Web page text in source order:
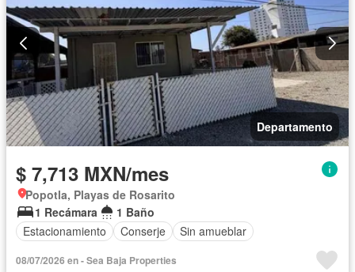
Departamento
$ 7,713 MXN/mes
Popotla, Playas de Rosarito
1 Recámara
1 Baño
Estacionamiento
Conserje Sin amueblar
08/07/2026 en - Sea Baja Properties